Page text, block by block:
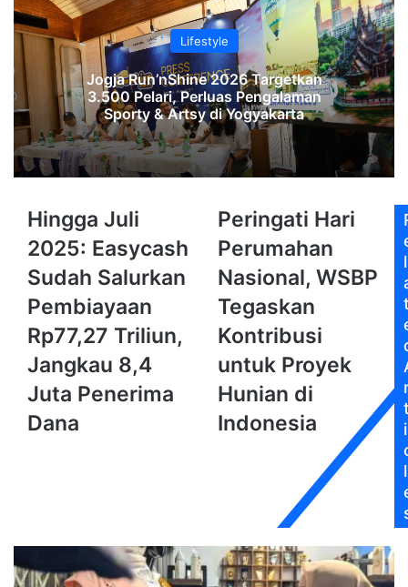
Lifestyle
Jogja Run’nShine 2026 Targetkan
3.500 Pelari, Perluas Pengalaman
Sporty & Artsy di Yogyakarta
Hingga
2025:
Easycash
Sudah
Salurkan
Pembiayaan
Rp77,27
Triliun,
Jangkau
8,4
Juta
Hingga Juli
2025: Easycash
Sudah Salurkan
Pembiayaan
Rp77,27 Triliun,
Jangkau 8,4
Juta Penerima
Dana
Peringati
Hari
Perumahan
Nasional,
WSBP
Tegaskan
Kontribusi
untuk
Proyek
Hunian
di
Indonesia
Peringati Hari
Perumahan
Nasional, WSBP
Tegaskan
Kontribusi
untuk Proyek
Hunian di
Indonesia
l
i
l